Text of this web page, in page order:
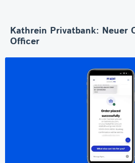
Kathrein Privatbank: Neuer
Officer